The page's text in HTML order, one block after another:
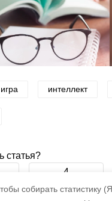
собирать статистику
игра интеллект
статья?
4